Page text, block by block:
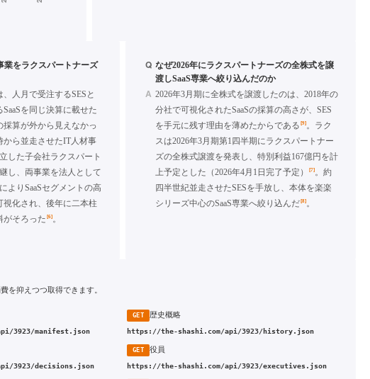
業をラクスパートナーズ
人月で受注するSESと
を同じ決算に載せた
採算が外から見えなかっ
から並走させたIT人材事
した子会社ラクスパート
し、両事業を法人として
よりSaaSセグメントの高
視化され、後年に二本柱
がそろった [6]。
Q なぜ2026年にラクスパートナーズの全株式を譲
渡しSaaS専業へ絞り込んだのか
A 2026年3月期に全株式を譲渡したのは、2018年の
分社で可視化されたSaaSの採算の高さが、SES
を手元に残す理由を薄めたからである [9]。ラク
スは2026年3月期第1四半期にラクスパートナー
ズの全株式譲渡を発表し、特別利益167億円を計
上予定とした（2026年4月1日完了予定）
[7]。約
四半世紀並走させたSESを手放し、本体を楽楽
シリーズ中心のSaaS専業へ絞り込んだ[8]。
を抑えつつ取得できます。
3923/manifest.json
GET 歴史概略
https://the-shashi.com/api/3923/history.json
3923/decisions.json
GET 役員
https://the-shashi.com/api/3923/executives.json